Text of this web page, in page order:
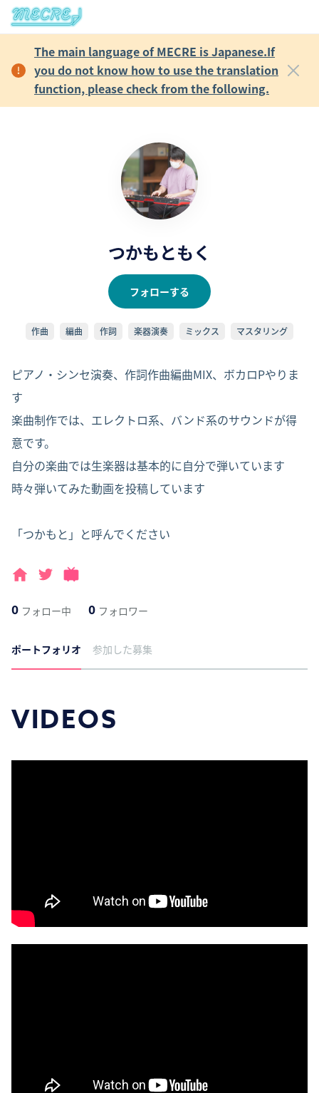
The main language of MECRE is Japanese.If
you do not know how to use the translation
function, please check from the following.
つかもともく
フォローする
作曲 編曲 作詞 楽器演奏 ミックス マスタリング
ピアノ・シンセ演奏、作詞作曲編曲MIX、ボカロPやりま
す
楽曲制作では、エレクトロ系、バンド系のサウンドが得
意です。
自分の楽曲では生楽器は基本的に自分で弾いています
時々弾いてみた動画を投稿しています
「つかもと」と呼んでください
0 フォロー中 0 フォロワー
ポートフォリオ 参加した募集
VIDEOS